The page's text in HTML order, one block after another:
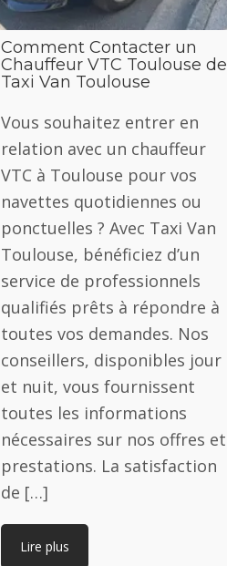
Comment Contacter un
Chauffeur VTC Toulouse de
Taxi Van Toulouse
Vous souhaitez entrer en
relation avec un chauffeur
VTC à Toulouse pour vos
navettes quotidiennes ou
ponctuelles ? Avec Taxi Van
Toulouse, bénéficiez d’un
service de professionnels
qualifiés prêts à répondre à
toutes vos demandes. Nos
conseillers, disponibles jour
et nuit, vous fournissent
toutes les informations
nécessaires sur nos offres et
prestations. La satisfaction
de […]
Lire plus